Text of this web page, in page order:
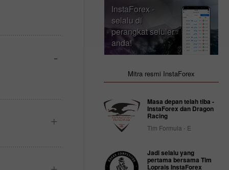
InstaForex -
selalu di
perangkat seluler
anda!
Mitra resmi InstaForex
Masa depan telah tiba -
InstaForex dan Dragon
Racing
Tim Formula - E
Jadi selalu yang
pertama bersama Tim
Loprais InstaForex